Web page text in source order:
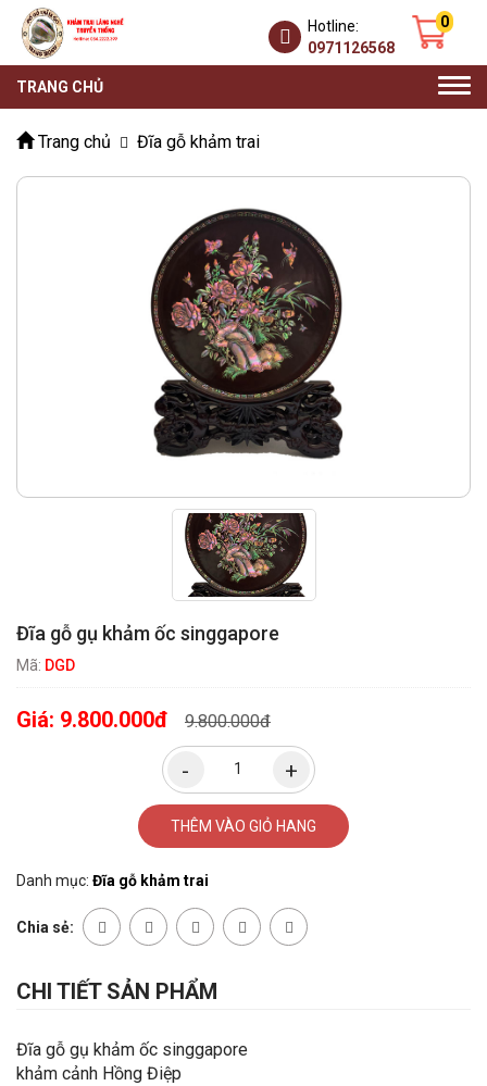
0
Hotline:
0971126568
TRANG CHỦ
Trang chủ Đĩa gỗ khảm trai
Đĩa gỗ gụ khảm ốc singgapore
Mã: DGD
Giá: 9.800.000đ 9.800.000đ
THÊM VÀO GIỎ HANG
Danh mục: Đĩa gỗ khảm trai
Chia sẻ:
CHI TIẾT SẢN PHẨM
Đĩa gỗ gụ khảm ốc singgapore
khảm cảnh Hồng Điệp